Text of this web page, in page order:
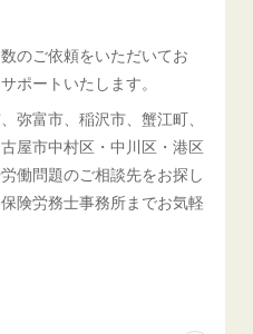
のご依頼をいただいてお
ポートいたします。
弥富市、稲沢市、蟹江町、
屋市中村区・中川区・港区
働問題のご相談先をお探し
険労務士事務所までお気軽